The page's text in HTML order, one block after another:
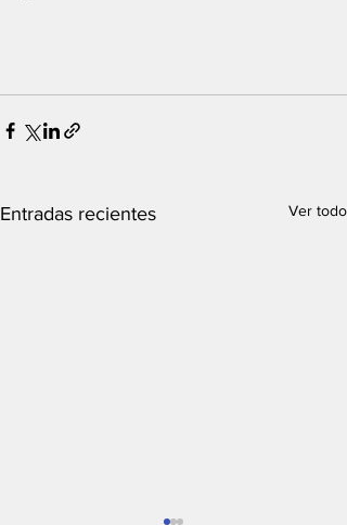
Entradas recientes Ver todo